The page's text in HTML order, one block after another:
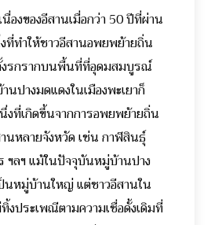
องของอีสานเมื่อกว่า 50 ปีที่ผ่าน
ที่ทำให้ชาวอีสานอพยพย้ายถิ่น
งรกรากบนพื้นที่ที่อุดมสมบูรณ์
ปางมดแดงในเมืองพะเยาก็
ที่เกิดขึ้นจากการอพยพย้ายถิ่น
นหลายจังหวัด เช่น กาฬสินธุ์
ฯลฯ แม้ในปัจจุบันหมู่บ้านปาง
นหมู่บ้านใหญ่ แต่ชาวอีสานใน
ประเพณีตามความเชื่อดั้งเดิมที่